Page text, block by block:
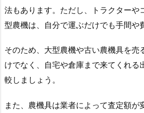
法もあります。ただし、トラクターや
型農機は、自分で運ぶだけでも手間や
そのため、大型農機や古い農機具を売
けでなく、自宅や倉庫まで来てくれる
較しましょう。
また、農機具は業者によって査定額が